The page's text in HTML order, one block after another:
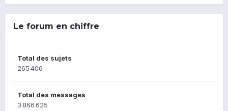
Le forum en chiffre
Total des sujets
265 406
Total des messages
3 866 625